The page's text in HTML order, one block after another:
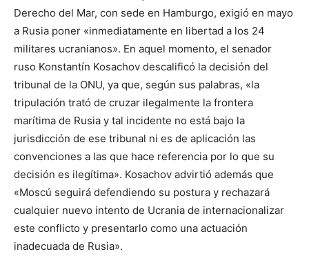
Derecho del Mar, con sede en Hamburgo, exigió en mayo
a Rusia poner «inmediatamente en libertad a los 24
militares ucranianos». En aquel momento, el senador
ruso Konstantín Kosachov descalificó la decisión del
tribunal de la ONU, ya que, según sus palabras, «la
tripulación trató de cruzar ilegalmente la frontera
marítima de Rusia y tal incidente no está bajo la
jurisdicción de ese tribunal ni es de aplicación las
convenciones a las que hace referencia por lo que su
decisión es ilegítima». Kosachov advirtió además que
«Moscú seguirá defendiendo su postura y rechazará
cualquier nuevo intento de Ucrania de internacionalizar
este conflicto y presentarlo como una actuación
inadecuada de Rusia».